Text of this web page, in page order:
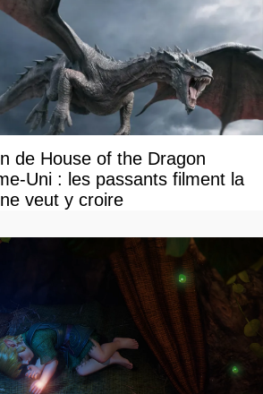
de House of the Dragon
Uni : les passants filment la
veut y croire